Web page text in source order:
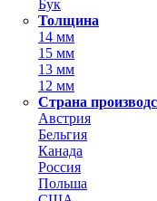
Бук
Толщина
14 мм
15 мм
13 мм
12 мм
Страна
Австрия
Бельгия
Канада
Россия
Польша